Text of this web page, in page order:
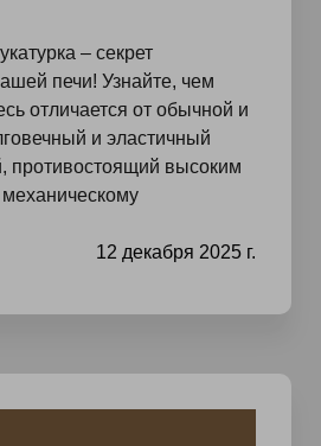
– секрет
печи! Узнайте, чем
отличается от обычной и
и эластичный
противостоящий высоким
12 декабря 2025 г.